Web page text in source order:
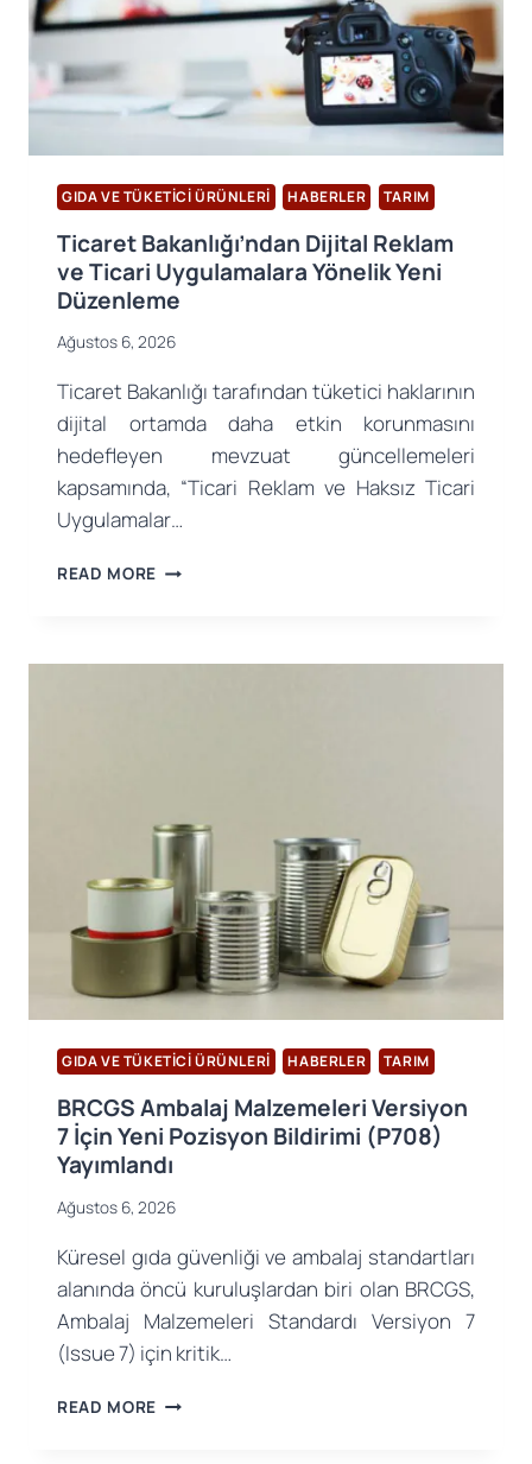
GIDA VE TÜKETICI ÜRÜNLERI HABERLER TARIM
Ticaret Bakanlığı’ndan Dijital Reklam
ve Ticari Uygulamalara Yönelik Yeni
Düzenleme
Ağustos 6, 2026
Ticaret Bakanlığı tarafından tüketici haklarının
dijital ortamda daha etkin korunmasını
hedefleyen mevzuat güncellemeleri
kapsamında, “Ticari Reklam ve Haksız Ticari
Uygulamalar…
READ MORE TICARET
VE
GIDA VE TÜKETICI ÜRÜNLERI HABERLER TARIM
BRCGS Ambalaj Malzemeleri Versiyon
7 İçin Yeni Pozisyon Bildirimi (P708)
Yayımlandı
Ağustos 6, 2026
Küresel gıda güvenliği ve ambalaj standartları
alanında öncü kuruluşlardan biri olan BRCGS,
Ambalaj Malzemeleri Standardı Versiyon 7
(Issue 7) için kritik…
READ MORE BRCGS